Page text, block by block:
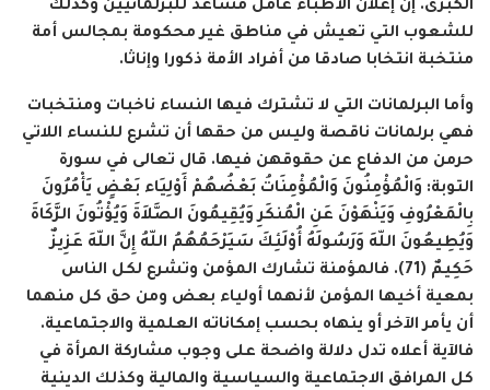
الكبرى. إن إعلان الأطباء عامل مساعد للبرلمانيين وكذلك
للشعوب التي تعيش في مناطق غير محكومة بمجالس أمة
منتخبة انتخابا صادقا من أفراد الأمة ذكورا وإناثا.
وأما البرلمانات التي لا تشترك فيها النساء ناخبات ومنتخبات
فهي برلمانات ناقصة وليس من حقها أن تشرع للنساء اللاتي
حرمن من الدفاع عن حقوقهن فيها. قال تعالى في سورة
التوبة: وَالْمُؤْمِنُونَ وَالْمُؤْمِنَاتُ بَعْضُهُمْ أَوْلِيَاء بَعْضٍ يَأْمُرُونَ
بِالْمَعْرُوفِ وَيَنْهَوْنَ عَنِ الْمُنكَرِ وَيُقِيمُونَ الصَّلاَةَ وَيُؤْتُونَ الزَّكَاةَ
وَيُطِيعُونَ اللّهَ وَرَسُولَهُ أُوْلَئِكَ سَيَرْحَمُهُمُ اللّهُ إِنَّ اللّهَ عَزِيزٌ
حَكِيمٌ (71)
. فالمؤمنة تشارك المؤمن وتشرع لكل الناس
بمعية أخيها المؤمن لأنهما أولياء بعض ومن حق كل منهما
أن يأمر الآخر أو ينهاه بحسب إمكاناته العلمية والاجتماعية.
فالآية أعلاه تدل دلالة واضحة على وجوب مشاركة المرأة في
كل المرافق الاجتماعية والسياسية والمالية وكذلك الدينية